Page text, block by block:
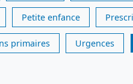
Petite enfance
primaires Urgences